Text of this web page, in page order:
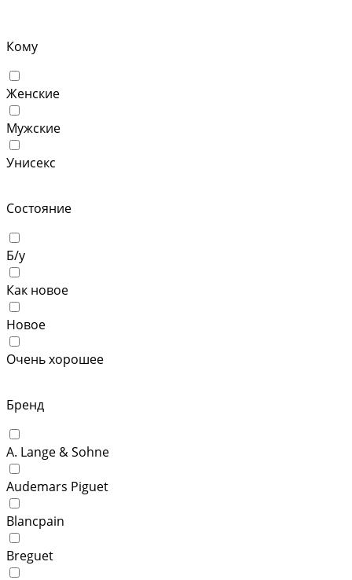
Кому
Женские
Мужские
Унисекс
Состояние
Б/у
Как новое
Новое
Очень хорошее
Бренд
A. Lange & Sohne
Audemars Piguet
Blancpain
Breguet